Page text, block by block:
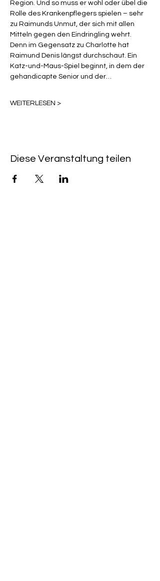
Region. Und so muss er wohl oder übel die
Rolle des Krankenpflegers spielen – sehr
zu Raimunds Unmut, der sich mit allen
Mitteln gegen den Eindringling wehrt.
Denn im Gegensatz zu Charlotte hat
Raimund Denis längst durchschaut. Ein
Katz-und-Maus-Spiel beginnt, in dem der
gehandicapte Senior und der…
WEITERLESEN >
Diese Veranstaltung teilen